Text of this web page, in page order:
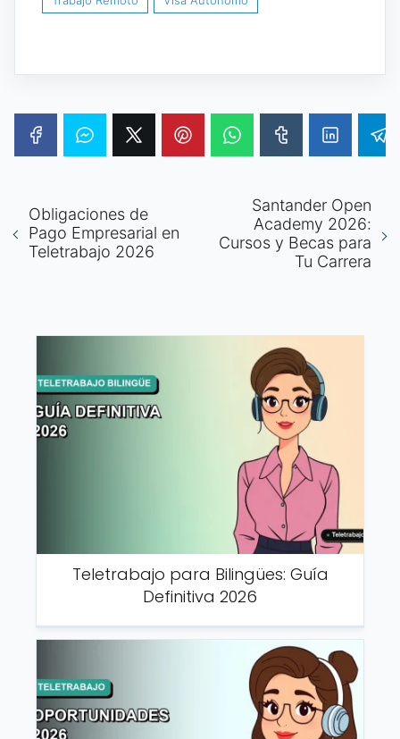
Obligaciones de
Pago Empresarial en
Teletrabajo 2026
Santander Open
Academy 2026:
Cursos y Becas para
Tu Carrera
Teletrabajo para Bilingües: Guía
Definitiva 2026